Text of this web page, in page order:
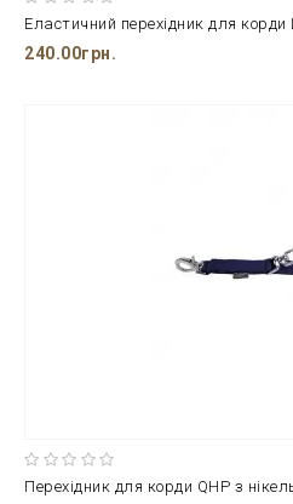
240.00грн.
Перехідник для корди QHP з